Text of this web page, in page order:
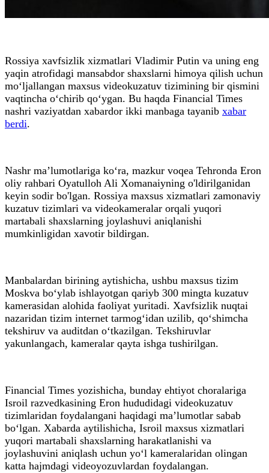
Rossiya xavfsizlik xizmatlari Vladimir Putin va uning eng
yaqin atrofidagi mansabdor shaxslarni himoya qilish uchun
mo‘ljallangan maxsus videokuzatuv tizimining bir qismini
vaqtincha o‘chirib qo‘ygan. Bu haqda Financial Times
nashri vaziyatdan xabardor ikki manbaga tayanib xabar
berdi.
Nashr ma’lumotlariga ko‘ra, mazkur voqea Tehronda Eron
oliy rahbari Oyatulloh Ali Xomanaiyning o'ldirilganidan
keyin sodir bo'lgan. Rossiya maxsus xizmatlari zamonaviy
kuzatuv tizimlari va videokameralar orqali yuqori
martabali shaxslarning joylashuvi aniqlanishi
mumkinligidan xavotir bildirgan.
Manbalardan birining aytishicha, ushbu maxsus tizim
Moskva bo‘ylab ishlayotgan qariyb 300 mingta kuzatuv
kamerasidan alohida faoliyat yuritadi. Xavfsizlik nuqtai
nazaridan tizim internet tarmog‘idan uzilib, qo‘shimcha
tekshiruv va auditdan o‘tkazilgan. Tekshiruvlar
yakunlangach, kameralar qayta ishga tushirilgan.
Financial Times yozishicha, bunday ehtiyot choralariga
Isroil razvedkasining Eron hududidagi videokuzatuv
tizimlaridan foydalangani haqidagi ma’lumotlar sabab
bo‘lgan. Xabarda aytilishicha, Isroil maxsus xizmatlari
yuqori martabali shaxslarning harakatlanishi va
joylashuvini aniqlash uchun yo‘l kameralaridan olingan
katta hajmdagi videoyozuvlardan foydalangan.